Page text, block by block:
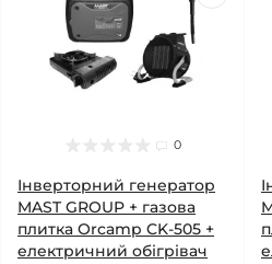
0
Інверторний генератор
MAST GROUP + газова
плитка Orcamp CK-505 +
електричний обігрівач